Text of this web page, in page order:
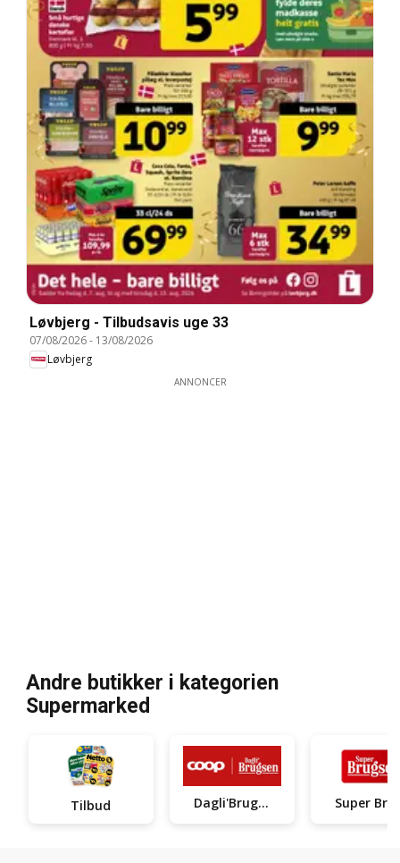
Løvbjerg - Tilbudsavis uge 33
07/08/2026- 13/08/2026
Løvbjerg
ANNONCER
Andre butikker i kategorien
Supermarked
Tilbud Dagli'Brugsen